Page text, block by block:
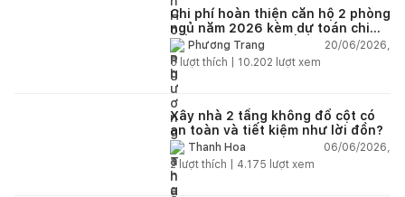
Chi phí hoàn thiện căn hộ 2 phòng
ngủ năm 2026 kèm dự toán chi
tiết và ví dụ thực tế
Phương Trang
20/06/2026,
5 lượt thích | 10.202 lượt xem
Xây nhà 2 tầng không đổ cột có
an toàn và tiết kiệm như lời đồn?
Thanh Hoa
06/06/2026,
2lượt thích | 4.175 lượt xem